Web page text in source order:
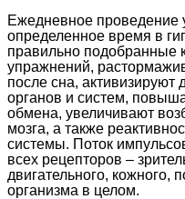
Ежедневное проведение
определенное время в
правильно подобранные
упражнений,
после сна, активизируют
органов и систем,
обмена, увеличивают
мозга, а также
системы. Поток
всех рецепторов –
двигательного, кожного,
организма в целом.